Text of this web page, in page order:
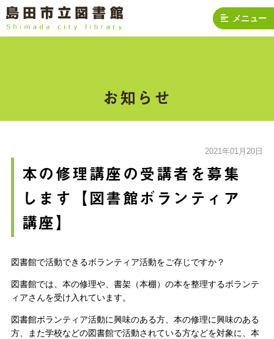
メニュー
お知らせ
2021年01月20日
本の修理講座の受講者を募集
します【図書館ボランティア
講座】
図書館で活動できるボランティア活動をご存じですか？
図書館では、本の修理や、書架（本棚）の本を整理するボランテ
ィアさんを受け入れています。
図書館ボランティア活動に興味のある方、本の修理に興味のある
方、また学校などの図書館で活動されている方などを対象に、本